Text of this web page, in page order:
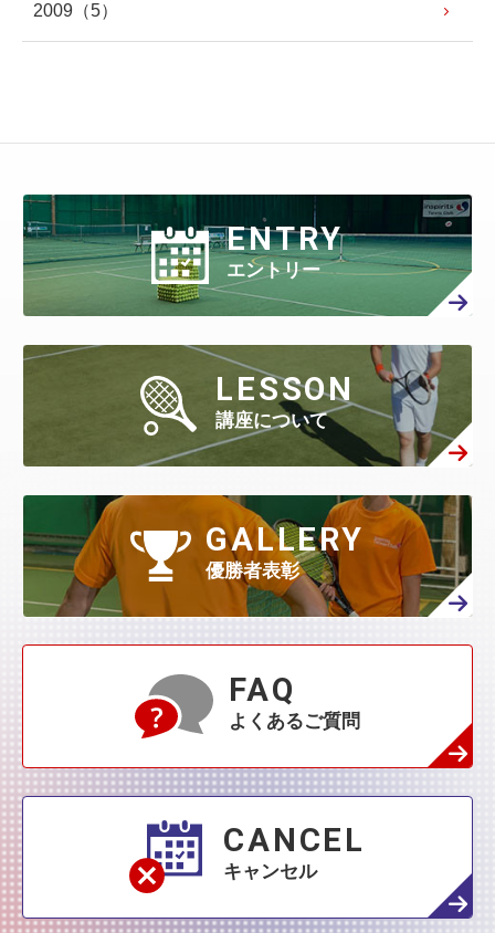
2009 （5）
ENTRY
エントリー
LESSON
講座について
GALLERY
優勝者表彰
FAQ
よくあるご質問
CANCEL
キャンセル